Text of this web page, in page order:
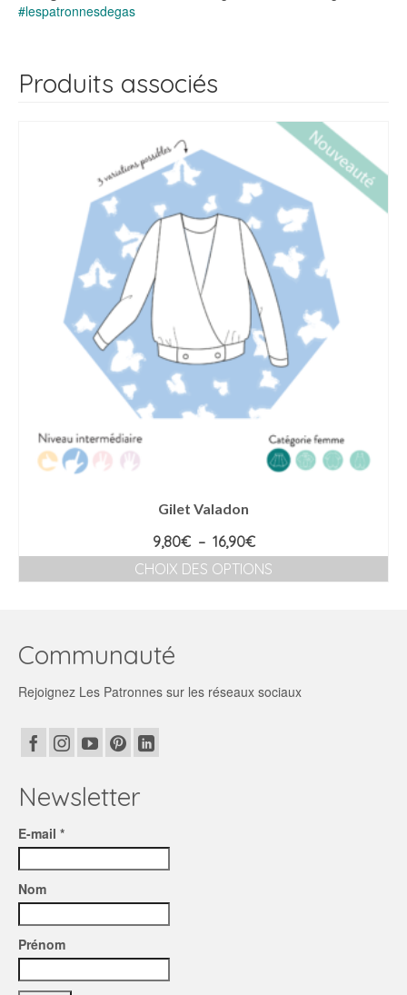
#lespatronnesdegas
Produits associés
Gilet Valadon
9,80€ – 16,90€Plage
de
prix :
CHOIX DES OPTIONS
options
Communauté
Rejoignez Les Patronnes sur les réseaux sociaux
Newsletter
E-mail *
Nom
Prénom